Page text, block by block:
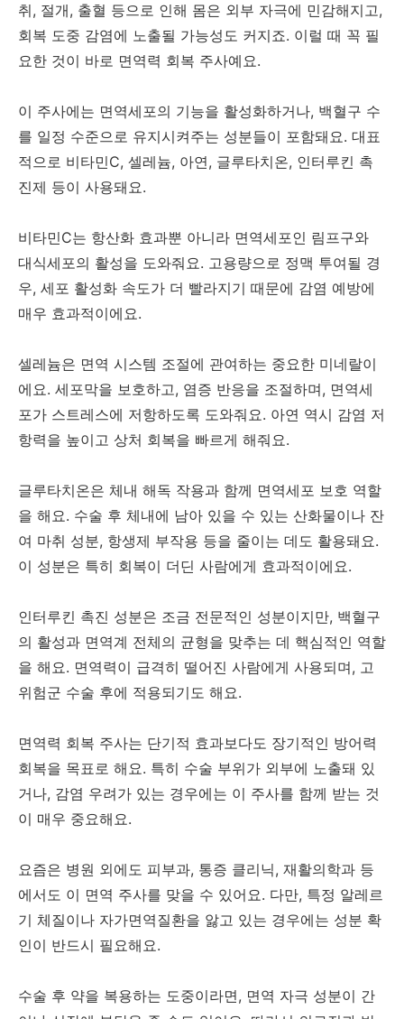
취, 절개, 출혈 등으로 인해 몸은 외부 자극에 민감해지고,
회복 도중 감염에 노출될 가능성도 커지죠. 이럴 때 꼭 필
요한 것이 바로 면역력 회복 주사예요.
이 주사에는 면역세포의 기능을 활성화하거나, 백혈구 수
를 일정 수준으로 유지시켜주는 성분들이 포함돼요. 대표
적으로 비타민C, 셀레늄, 아연, 글루타치온, 인터루킨 촉
진제 등이 사용돼요.
비타민C는 항산화 효과뿐 아니라 면역세포인 림프구와
대식세포의 활성을 도와줘요. 고용량으로 정맥 투여될 경
우, 세포 활성화 속도가 더 빨라지기 때문에 감염 예방에
매우 효과적이에요.
셀레늄은 면역 시스템 조절에 관여하는 중요한 미네랄이
에요. 세포막을 보호하고, 염증 반응을 조절하며, 면역세
포가 스트레스에 저항하도록 도와줘요. 아연 역시 감염 저
항력을 높이고 상처 회복을 빠르게 해줘요.
글루타치온은 체내 해독 작용과 함께 면역세포 보호 역할
을 해요. 수술 후 체내에 남아 있을 수 있는 산화물이나 잔
여 마취 성분, 항생제 부작용 등을 줄이는 데도 활용돼요.
이 성분은 특히 회복이 더딘 사람에게 효과적이에요.
인터루킨 촉진 성분은 조금 전문적인 성분이지만, 백혈구
의 활성과 면역계 전체의 균형을 맞추는 데 핵심적인 역할
을 해요. 면역력이 급격히 떨어진 사람에게 사용되며, 고
위험군 수술 후에 적용되기도 해요.
면역력 회복 주사는 단기적 효과보다도 장기적인 방어력
회복을 목표로 해요. 특히 수술 부위가 외부에 노출돼 있
거나, 감염 우려가 있는 경우에는 이 주사를 함께 받는 것
이 매우 중요해요.
요즘은 병원 외에도 피부과, 통증 클리닉, 재활의학과 등
에서도 이 면역 주사를 맞을 수 있어요. 다만, 특정 알레르
기 체질이나 자가면역질환을 앓고 있는 경우에는 성분 확
인이 반드시 필요해요.
수술 후 약을 복용하는 도중이라면, 면역 자극 성분이 간